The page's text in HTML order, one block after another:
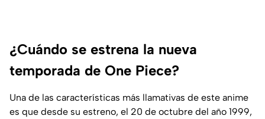
¿Cuándo se estrena la nueva
temporada de One Piece?
Una de las características más llamativas de este anime
es que desde su estreno, el 20 de octubre del año 1999,